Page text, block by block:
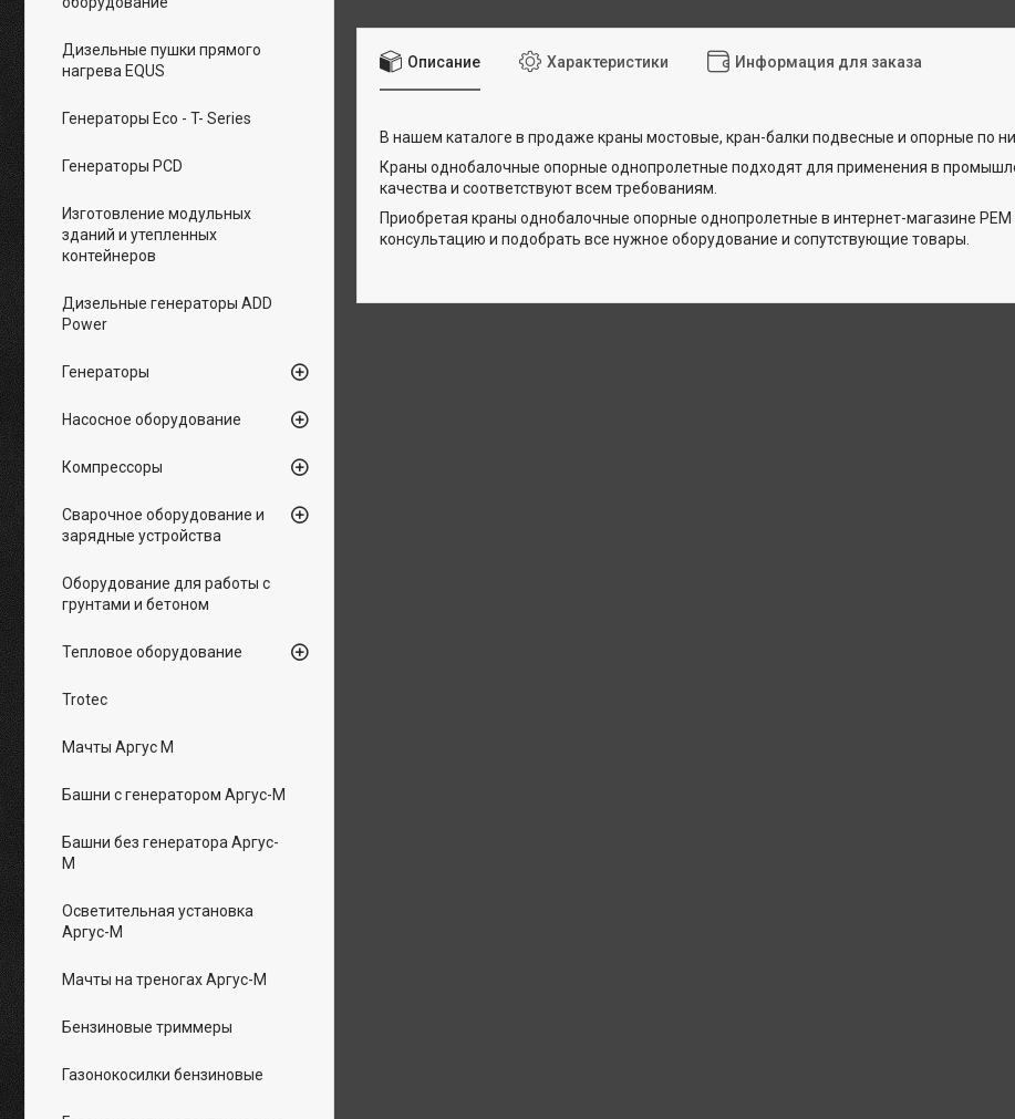
Описание Характеристики Информация для заказа
В нашем каталоге в продаже краны мостовые, кран-балки подвесные и опорные по
Краны однобалочные опорные однопролетные подходят для применения в
качества и соответствуют всем требованиям.
Приобретая краны однобалочные опорные однопролетные в интернет-магазине
консультацию и подобрать все нужное оборудование и сопутствующие товары.
Дизельные пушки прямого
нагрева EQUS
Генераторы Eco - T- Series
Генераторы PCD
Изготовление модульных
зданий и утепленных
контейнеров
Дизельные генераторы ADD
Power
Генераторы
Насосное оборудование
Компрессоры
Сварочное оборудование и
зарядные устройства
Оборудование для работы с
грунтами и бетоном
Тепловое оборудование
Trotec
Мачты Аргус М
Башни с генератором Аргус-М
Башни без генератора Аргус-
М
Осветительная установка
Аргус-М
Мачты на треногах Аргус-М
Бензиновые триммеры
Газонокосилки бензиновые